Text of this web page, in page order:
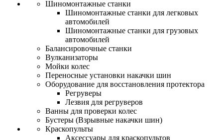
Шиномонтажные станки
Шиномонтажные станки для легковых
автомобилей
Шиномонтажные станки для грузовых
автомобилей
Балансировочные станки
Вулканизаторы
Мойки колес
Переносные установки накачки шин
Оборудование для восстановления протектора
Регруверы
Лезвия для регруверов
Ванны для проверки колес
Бустеры (Взрывные накачки шин)
Краскопульты
Аксессуары для краскопультов